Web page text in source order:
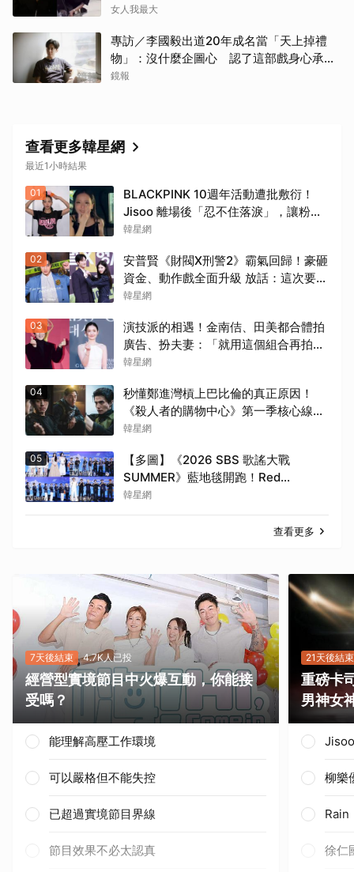
神」上熱搜
女人我最大
專訪／李國毅出道20年成名當「天上掉禮
物」：沒什麼企圖心 認了這部戲身心承受
壓力最大
鏡報
查看更多韓星網
最近1小時結果
01
BLACKPINK 10週年活動遭批敷衍！
Jisoo 離場後「忍不住落淚」，讓粉絲
看了好心疼
韓星網
02
安普賢《財閥X刑警2》霸氣回歸！豪砸
資金、動作戲全面升級 放話：這次要超
越第一季
韓星網
03
演技派的相遇！金南佶、田美都合體拍
廣告、扮夫妻：「就用這個組合再拍一
部戲劇吧」
韓星網
04
秒懂鄭進灣槓上巴比倫的真正原因！
《殺人者的購物中心》第一季核心線索
快速複習
韓星網
05
【多圖】《2026 SBS 歌謠大戰
SUMMER》藍地毯開跑！Red
Velvet、Stray Kids、ATEEZ、RIIZE
韓星網
查看更多
7天後結束 4.7K人已投
經營型實境節目中火爆互動，你能接
受嗎？
能理解高壓工作環境
可以嚴格但不能失控
已超過實境節目界線
節目效果不必太認真
21天後結束
重磅卡
男神女
柳樂
Rain
徐仁